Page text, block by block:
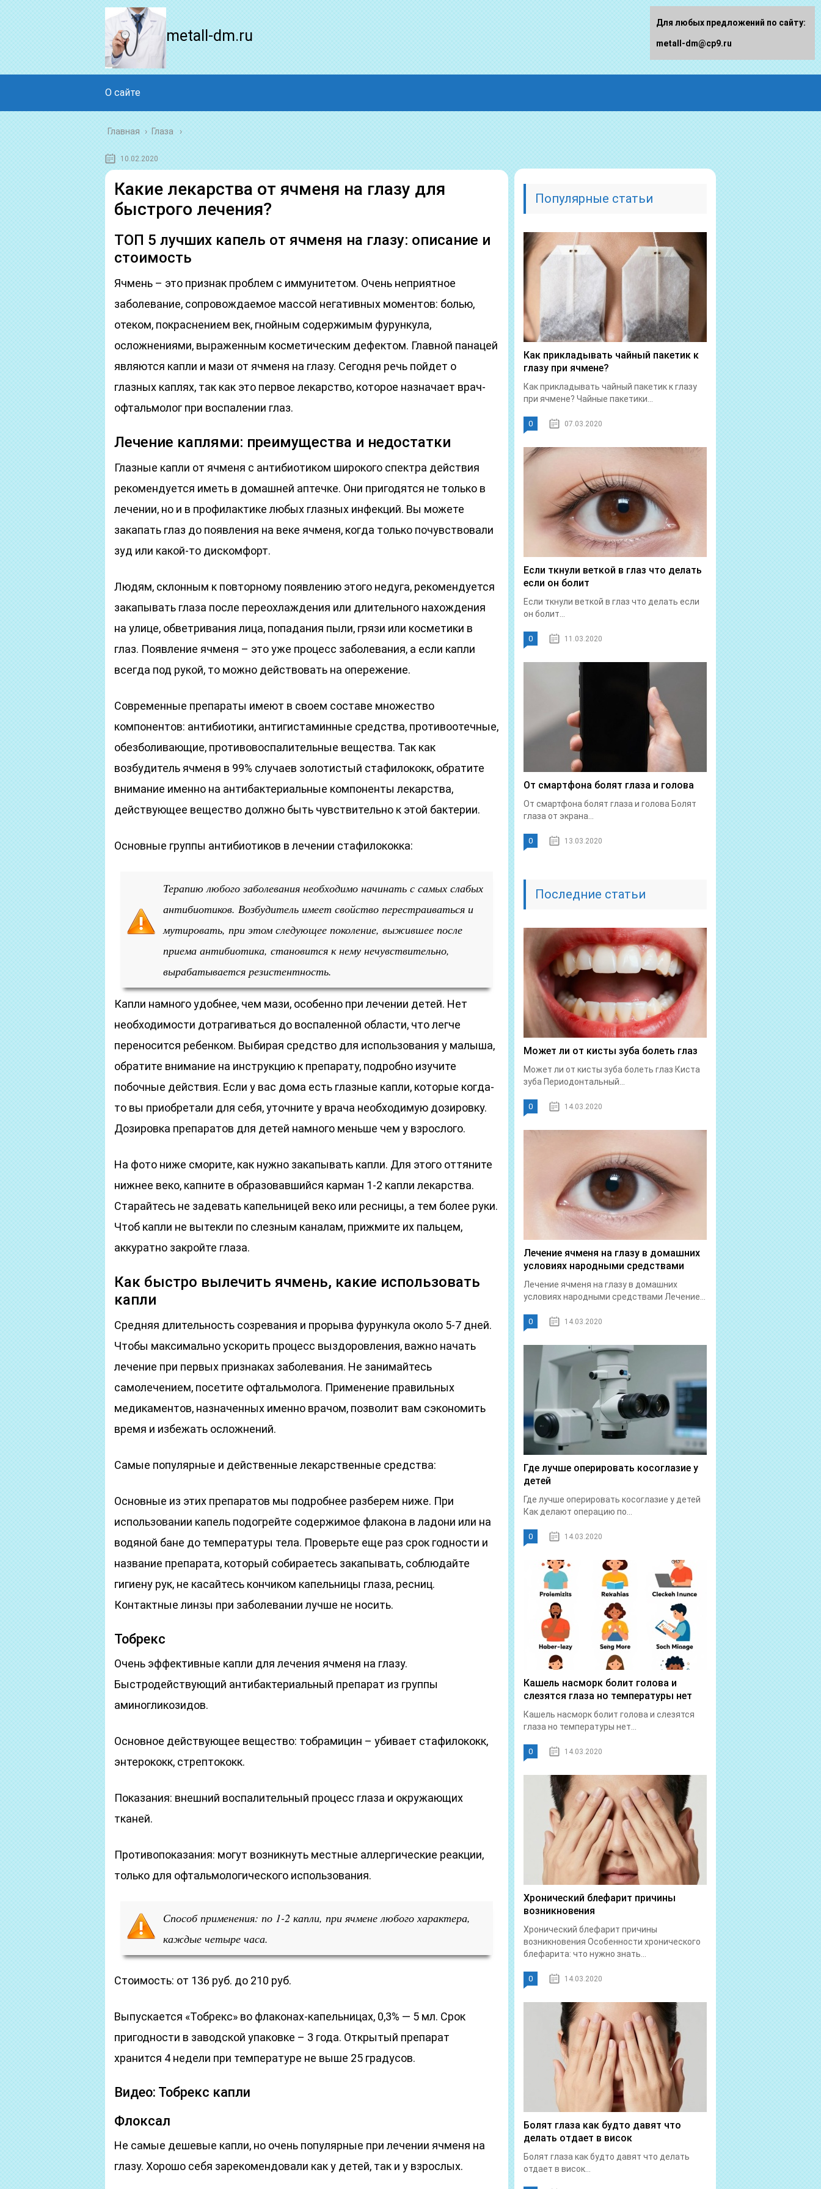
metall-dm.ru
О сайте
Главная › Глаза
10.02.2020
Какие лекарства от ячменя на глазу для
быстрого лечения?
ТОП 5 лучших капель от ячменя на глазу: описание и
стоимость
Ячмень – это признак проблем с иммунитетом. Очень неприятное
заболевание, сопровождаемое массой негативных моментов: болью,
отеком, покраснением век, гнойным содержимым фурункула,
осложнениями, выраженным косметическим дефектом. Главной панацей
являются капли и мази от ячменя на глазу. Сегодня речь пойдет о
глазных каплях, так как это первое лекарство, которое назначает врач-
офтальмолог при воспалении глаз.
Лечение каплями: преимущества и недостатки
Глазные капли от ячменя с антибиотиком широкого спектра действия
рекомендуется иметь в домашней аптечке. Они пригодятся не только в
лечении, но и в профилактике любых глазных инфекций. Вы можете
закапать глаз до появления на веке ячменя, когда только почувствовали
зуд или какой-то дискомфорт.
Людям, склонным к повторному появлению этого недуга, рекомендуется
закапывать глаза после переохлаждения или длительного нахождения
на улице, обветривания лица, попадания пыли, грязи или косметики в
глаз. Появление ячменя – это уже процесс заболевания, а если капли
всегда под рукой, то можно действовать на опережение.
Современные препараты имеют в своем составе множество
компонентов: антибиотики, антигистаминные средства, противоотечные,
обезболивающие, противовоспалительные вещества. Так как
возбудитель ячменя в 99% случаев золотистый стафилококк, обратите
внимание именно на антибактериальные компоненты лекарства,
действующее вещество должно быть чувствительно к этой бактерии.
Основные группы антибиотиков в лечении стафилококка:
Терапию любого заболевания необходимо начинать с самых слабых
антибиотиков. Возбудитель имеет свойство перестраиваться и
мутировать, при этом следующее поколение, выжившее после
приема антибиотика, становится к нему нечувствительно,
вырабатывается резистентность.
Капли намного удобнее, чем мази, особенно при лечении детей. Нет
необходимости дотрагиваться до воспаленной области, что легче
переносится ребенком. Выбирая средство для использования у малыша,
обратите внимание на инструкцию к препарату, подробно изучите
побочные действия. Если у вас дома есть глазные капли, которые когда-
то вы приобретали для себя, уточните у врача необходимую дозировку.
Дозировка препаратов для детей намного меньше чем у взрослого.
На фото ниже сморите, как нужно закапывать капли. Для этого оттяните
нижнее веко, капните в образовавшийся карман 1-2 капли лекарства.
Старайтесь не задевать капельницей веко или ресницы, а тем более руки.
Чтоб капли не вытекли по слезным каналам, прижмите их пальцем,
аккуратно закройте глаза.
Как быстро вылечить ячмень, какие использовать
капли
Средняя длительность созревания и прорыва фурункула около 5-7 дней.
Чтобы максимально ускорить процесс выздоровления, важно начать
лечение при первых признаках заболевания. Не занимайтесь
самолечением, посетите офтальмолога. Применение правильных
медикаментов, назначенных именно врачом, позволит вам сэкономить
время и избежать осложнений.
Самые популярные и действенные лекарственные средства:
Основные из этих препаратов мы подробнее разберем ниже. При
использовании капель подогрейте содержимое флакона в ладони или на
водяной бане до температуры тела. Проверьте еще раз срок годности и
название препарата, который собираетесь закапывать, соблюдайте
гигиену рук, не касайтесь кончиком капельницы глаза, ресниц.
Контактные линзы при заболевании лучше не носить.
Тобрекс
Очень эффективные капли для лечения ячменя на глазу.
Быстродействующий антибактериальный препарат из группы
аминогликозидов.
Основное действующее вещество: тобрамицин – убивает стафилококк,
энтерококк, стрептококк.
Показания: внешний воспалительный процесс глаза и окружающих
тканей.
Противопоказания: могут возникнуть местные аллергические реакции,
только для офтальмологического использования.
Способ применения: по 1-2 капли, при ячмене любого характера,
каждые четыре часа.
Стоимость: от 136 руб. до 210 руб.
Выпускается «Тобрекс» во флаконах-капельницах, 0,3% — 5 мл. Срок
пригодности в заводской упаковке – 3 года. Открытый препарат
хранится 4 недели при температуре не выше 25 градусов.
Видео: Тобрекс капли
Флоксал
Не самые дешевые капли, но очень популярные при лечении ячменя на
глазу. Хорошо себя зарекомендовали как у детей, так и у взрослых.
Популярные статьи
Как прикладывать чайный пакетик к
глазу при ячмене?
Как прикладывать чайный пакетик к глазу
при ячмене? Чайные пакетики...
0 07.03.2020
Если ткнули веткой в глаз что делать
если он болит
Если ткнули веткой в глаз что делать если
он болит...
0 11.03.2020
От смартфона болят глаза и голова
От смартфона болят глаза и голова Болят
глаза от экрана...
0 13.03.2020
Последние статьи
Может ли от кисты зуба болеть глаз
Может ли от кисты зуба болеть глаз Киста
зуба Периодонтальный...
0 14.03.2020
Лечение ячменя на глазу в домашних
условиях народными средствами
Лечение ячменя на глазу в домашних
условиях народными средствами Лечение...
0 14.03.2020
Где лучше оперировать косоглазие у
детей
Где лучше оперировать косоглазие у детей
Как делают операцию по...
0 14.03.2020
Кашель насморк болит голова и
слезятся глаза но температуры нет
Кашель насморк болит голова и слезятся
глаза но температуры нет...
0 14.03.2020
Хронический блефарит причины
возникновения
Хронический блефарит причины
возникновения Особенности хронического
блефарита: что нужно знать...
0 14.03.2020
Болят глаза как будто давят что
делать отдает в висок
Болят глаза как будто давят что делать
отдает в висок...
Для любых предложений по сайту:
metall-dm@cp9.ru